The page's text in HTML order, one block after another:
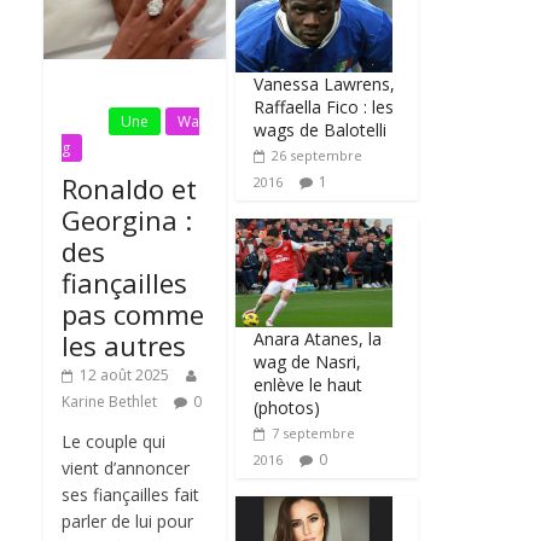
Une
Wa
g
Ronaldo et
Georgina :
des
fiançailles
pas comme
les autres
12 août 2025
Karine Bethlet
0
Le couple qui
vient d’annoncer
ses fiançailles fait
parler de lui pour
Vanessa Lawrens,
Raffaella Fico : les
wags de Balotelli
26 septembre
2016
1
Anara Atanes, la
wag de Nasri,
enlève le haut
(photos)
7 septembre
2016
0